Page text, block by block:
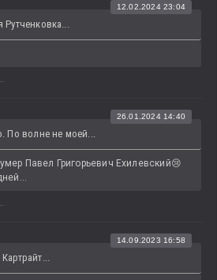
12.02.2024 23:04
По волне не моей...
26.01.2024 14:40
Павел Григорьевич Ехилевский😢
14.09.2023 16:58